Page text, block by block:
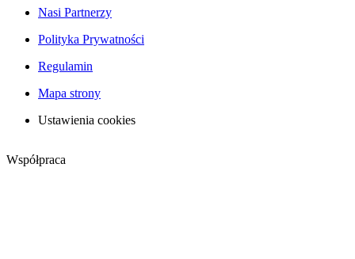
Nasi Partnerzy
Polityka Prywatności
Regulamin
Mapa strony
Ustawienia cookies
Współpraca